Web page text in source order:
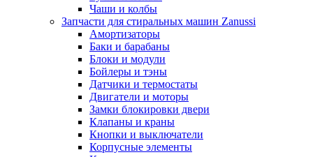
Чаши и колбы
Запчасти для стиральных машин Zanussi
Амортизаторы
Баки и барабаны
Блоки и модули
Бойлеры и тэны
Датчики и термостаты
Двигатели и моторы
Замки блокировки двери
Клапаны и краны
Кнопки и выключатели
Корпусные элементы